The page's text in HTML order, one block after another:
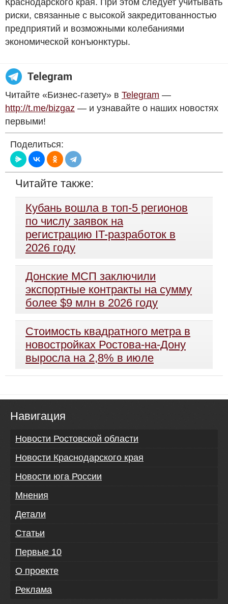
риски, связанные с высокой закредитованностью
предприятий и возможными колебаниями
экономической конъюнктуры.
Читайте «Бизнес-газету» в Telegram —
http://t.me/bizgaz — и узнавайте о наших новостях
первыми!
Поделиться:
Читайте также:
Кубань вошла в топ-5 регионов
по числу заявок на
регистрацию IT-разработок в
2026 году
Донские МСП заключили
экспортные контракты на сумму
более $9 млн в 2026 году
Стоимость квадратного метра в
новостройках Ростова-на-Дону
выросла на 2,8% в июле
Навигация
Новости Ростовской области
Новости Краснодарского края
Новости юга России
Мнения
Детали
Статьи
Первые 10
О проекте
Реклама